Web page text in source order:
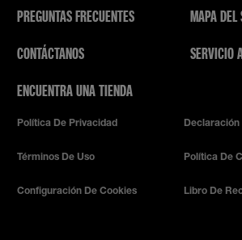
PREGUNTAS FRECUENTES
CONTÁCTANOS
ENCUENTRA UNA TIENDA
MAPA DEL
SERVICIO
Política De Privacidad Declaración
Términos De Uso Política De
Configuración De Cookies Libro De